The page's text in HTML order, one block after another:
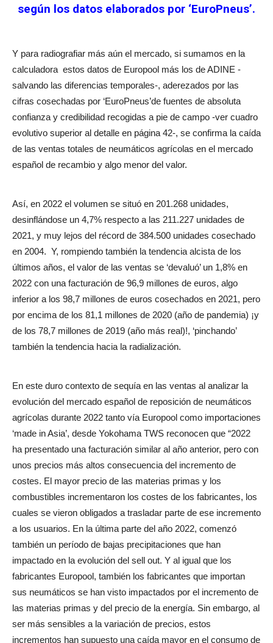
según los datos elaborados por ‘EuroPneus’.
Y para radiografiar más aún el mercado, si sumamos en la
calculadora estos datos de Europool más los de ADINE -
salvando las diferencias temporales-, aderezados por las
cifras cosechadas por ‘EuroPneus’de fuentes de absoluta
confianza y credibilidad recogidas a pie de campo -ver cuadro
evolutivo superior al detalle en página 42-, se confirma la caída
de las ventas totales de neumáticos agrícolas en el mercado
español de recambio y algo menor del valor.
Así, en 2022 el volumen se situó en 201.268 unidades,
desinflándose un 4,7% respecto a las 211.227 unidades de
2021, y muy lejos del récord de 384.500 unidades cosechado
en 2004. Y, rompiendo también la tendencia alcista de los
últimos años, el valor de las ventas se ‘devaluó’ un 1,8% en
2022 con una facturación de 96,9 millones de euros, algo
inferior a los 98,7 millones de euros cosechados en 2021, pero
por encima de los 81,1 millones de 2020 (año de pandemia) ¡y
de los 78,7 millones de 2019 (año más real)!, ‘pinchando’
también la tendencia hacia la radialización.
En este duro contexto de sequía en las ventas al analizar la
evolución del mercado español de reposición de neumáticos
agrícolas durante 2022 tanto vía Europool como importaciones
‘made in Asia’, desde Yokohama TWS reconocen que “2022
ha presentado una facturación similar al año anterior, pero con
unos precios más altos consecuencia del incremento de
costes. El mayor precio de las materias primas y los
combustibles incrementaron los costes de los fabricantes, los
cuales se vieron obligados a trasladar parte de ese incremento
a los usuarios. En la última parte del año 2022, comenzó
también un período de bajas precipitaciones que han
impactado en la evolución del sell out. Y al igual que los
fabricantes Europool, también los fabricantes que importan
sus neumáticos se han visto impactados por el incremento de
las materias primas y del precio de la energía. Sin embargo, al
ser más sensibles a la variación de precios, estos
incrementos han supuesto una caída mayor en el consumo de